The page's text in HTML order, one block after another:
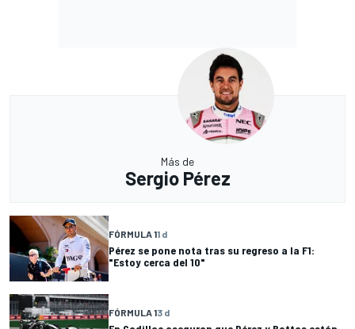
Más de
Sergio Pérez
FÓRMULA 11 d
Pérez se pone nota tras su regreso a la F1:
"Estoy cerca del 10"
FÓRMULA 13 d